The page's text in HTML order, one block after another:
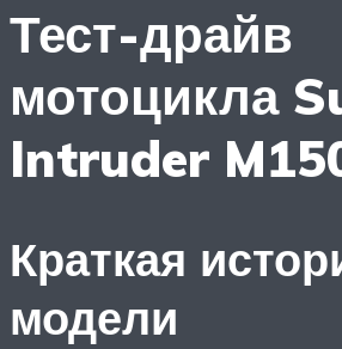
Тест-драйв
мотоцикла
Intruder
Краткая
модели